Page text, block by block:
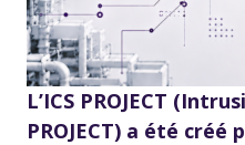
L’ICS PROJECT
PROJECT) a été